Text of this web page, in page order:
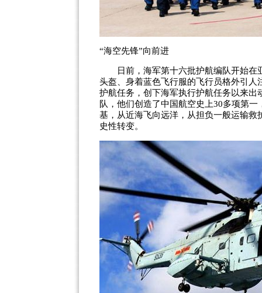
“海空先锋”向前进
日前，海军第十六批护航编队开始在
头盔、身着蓝色飞行服的飞行员格外引
护航任务，创下海军执行护航任务以来
队，他们创造了中国航空史上30多项第
基，从近海飞向远洋，从担负一般运输
史性转变。